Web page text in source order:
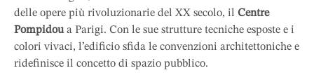
delle opere più rivoluzionarie del XX secolo, il Centre
Pompidoua Parigi. Con le sue strutture tecniche esposte e i
colori vivaci, l’edificio sfida le convenzioni architettoniche e
ridefinisce il concetto di spazio pubblico.